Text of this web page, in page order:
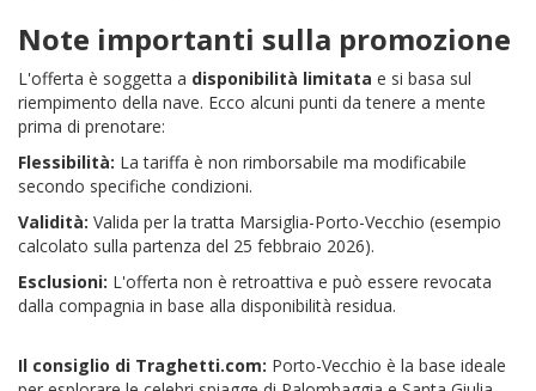
Note importanti sulla promozione
L'offerta è soggetta a disponibilità limitata e si basa sul
riempimento della nave. Ecco alcuni punti da tenere a mente
prima di prenotare:
Flessibilità: La tariffa è non rimborsabile ma modificabile
secondo specifiche condizioni.
Validità: Valida per la tratta Marsiglia-Porto-Vecchio (esempio
calcolato sulla partenza del 25 febbraio 2026).
Esclusioni: L'offerta non è retroattiva e può essere revocata
dalla compagnia in base alla disponibilità residua.
Il consiglio di Traghetti.com: Porto-Vecchio è la base ideale